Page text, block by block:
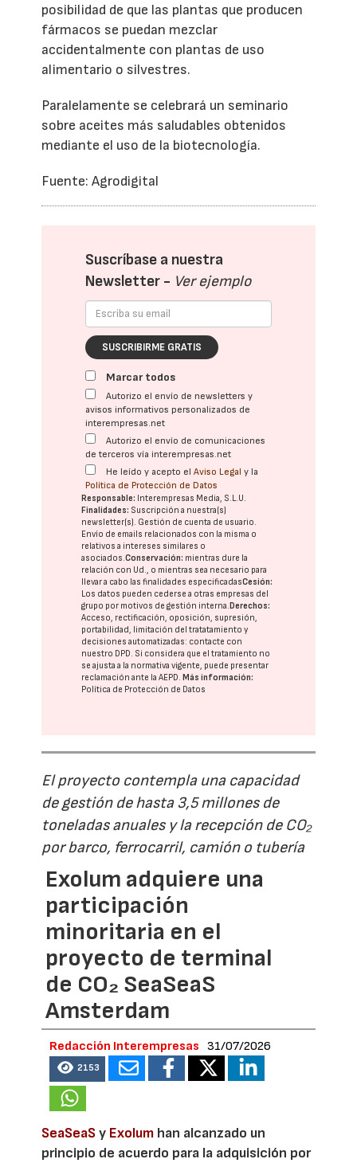
posibilidad de que las plantas que producen
fármacos se puedan mezclar
accidentalmente con plantas de uso
alimentario o silvestres.
Paralelamente se celebrará un seminario
sobre aceites más saludables obtenidos
mediante el uso de la biotecnología.
Fuente: Agrodigital
Suscríbase a nuestra
Newsletter - Ver ejemplo
SUSCRIBIRME GRATIS
Marcar todos
Autorizo el envío de newsletters y
avisos informativos personalizados de
interempresas.net
Autorizo el envío de comunicaciones
de terceros vía interempresas.net
He leído y acepto elAviso Legal y la
Política de Protección de Datos
Responsable: Interempresas Media, S.L.U.
Finalidades: Suscripción a nuestra(s)
newsletter(s). Gestión de cuenta de usuario.
Envío de emails relacionados con la misma o
relativos a intereses similares o
asociados.Conservación: mientras dure la
relación con Ud., o mientras sea necesario para
llevar a cabo las finalidades especificadasCesión:
Los datos pueden cederse a otras empresas del
grupo por motivos de gestión interna.Derechos:
Acceso, rectificación, oposición, supresión,
portabilidad, limitación del tratatamiento y
decisiones automatizadas: contacte con
nuestro DPD. Si considera que el tratamiento no
se ajusta a la normativa vigente, puede presentar
reclamación ante laAEPD.Más información:
Política de Protección de Datos
El proyecto contempla una capacidad
de gestión de hasta 3,5 millones de
toneladas anuales y la recepción de CO₂
por barco, ferrocarril, camión o tubería
Exolum adquiere una
participación
minoritaria en el
proyecto de terminal
de CO₂ SeaSeaS
Amsterdam
Redacción Interempresas 31/07/2026
2153
SeaSeaSy Exolum han alcanzado un
principio de acuerdo para la adquisición por